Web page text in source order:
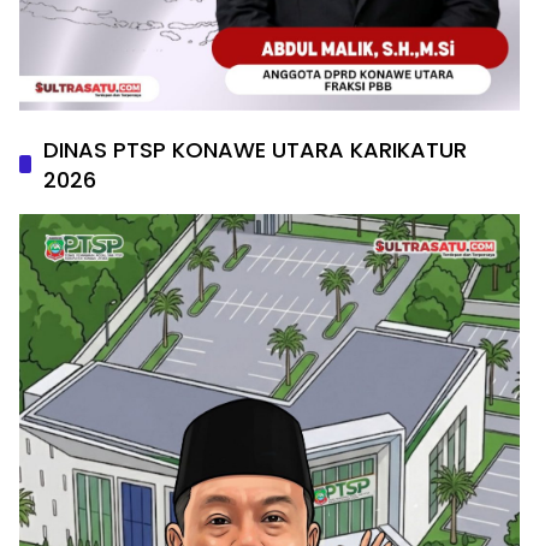
DINAS PTSP KONAWE UTARA KARIKATUR
2026